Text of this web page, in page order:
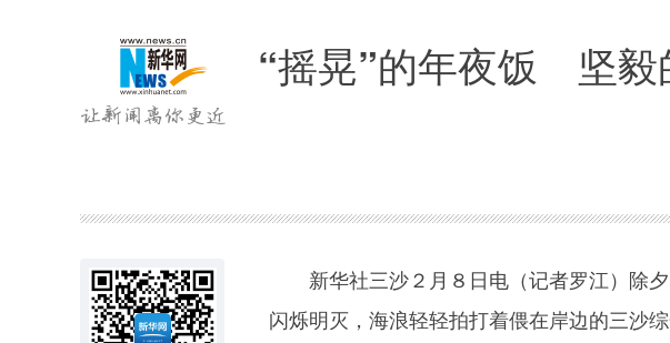
“摇晃”的年夜饭 坚
新华社三沙２月８日电（记者罗江）除
闪烁明灭，海浪轻轻拍打着偎在岸边的三沙